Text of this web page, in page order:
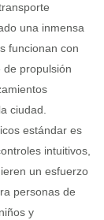
una inmensa
funcionan con
propulsión
ciudad.
estándar es
intuitivos,
un esfuerzo
personas de
y